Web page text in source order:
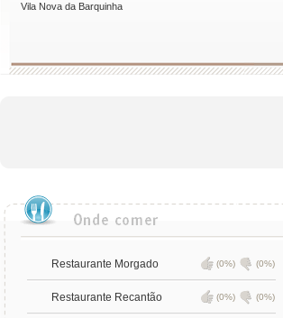
Vila Nova da Barquinha
Restaurante Morgado (0%) (0%)
Restaurante Recantão (0%) (0%)